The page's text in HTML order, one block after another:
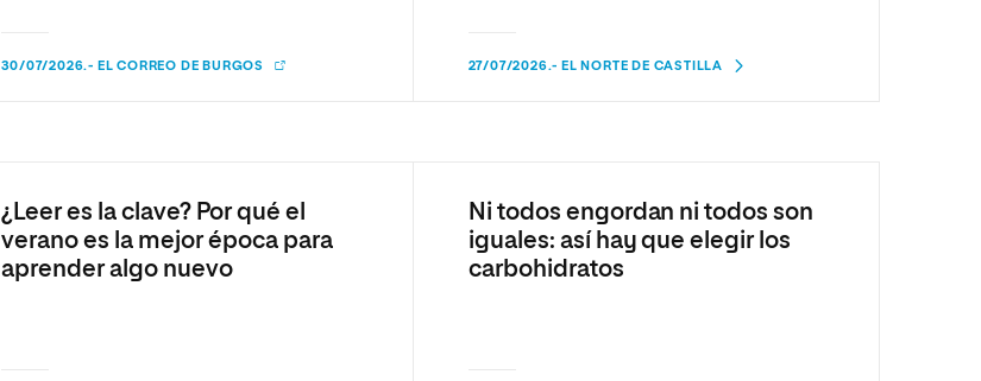
30/07/2026.- EL CORREO DE BURGOS 27/07/2026.- EL NORTE DE CASTILLA
¿Leer es la clave? Por qué el
verano es la mejor época para
aprender algo nuevo
Ni todos engordan ni todos son
iguales: así hay que elegir los
carbohidratos